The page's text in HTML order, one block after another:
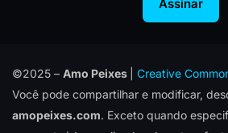
Assinar
©2025 – Amo Peixes
Creative
Você pode compartilhar e modificar,
amopeixes.com. Exceto quando